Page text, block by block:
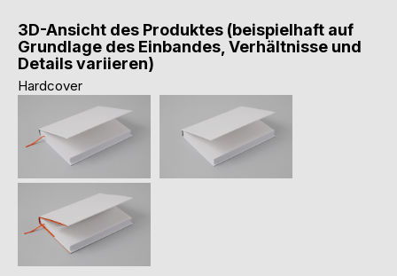
3D-Ansicht des Produktes (beispielhaft auf
Grundlage des Einbandes, Verhältnisse und
Details variieren)
Hardcover